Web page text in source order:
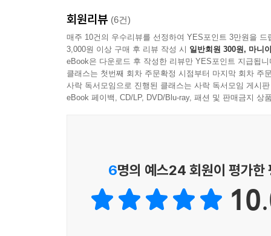
‘나답게’ 사는 것이 중요하지요. 하지만 우리 사회
끊임없이 문제를 제기하고 고정 관념을 깨기 위해
모두가 평등하고 행복한 세상을 꿈꾸는 페미니스
필요하다고 생각해요. 그래서 이 책을 썼습니다.
이 책은 성에 대한 개념을 제대로 알려 주어 성
회원리뷰 (6건)
매주 10건의 우수리뷰를 선정하여 YES포인트 3만원을 드
3,000원 이상 구매 후 리뷰 작성 시 일반회원 300원, 마니
eBook은 다운로드 후 작성한 리뷰만 YES포인트 지급됩니
클래스는 첫번째 회차 주문확정 시점부터 마지막 회차 주
사락 독서모임으로 진행된 클래스는 사락 독서모임 게시
eBook 페이백, CD/LP, DVD/Blu-ray, 패션 및 판매금지 상
6명의 예스24 회원이 평가한